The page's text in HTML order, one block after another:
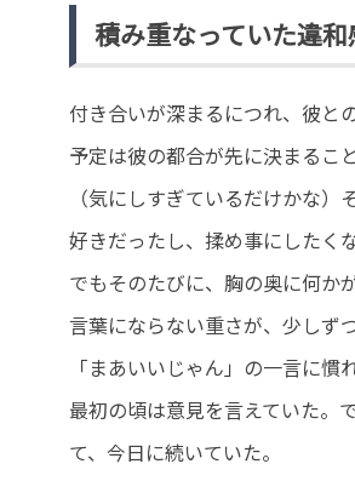
積み重なっていた違和
付き合いが深まるにつれ、彼と
予定は彼の都合が先に決まるこ
（気にしすぎているだけかな）
好きだったし、揉め事にしたく
でもそのたびに、胸の奥に何か
言葉にならない重さが、少しず
「まあいいじゃん」の一言に慣
最初の頃は意見を言えていた。
て、今日に続いていた。